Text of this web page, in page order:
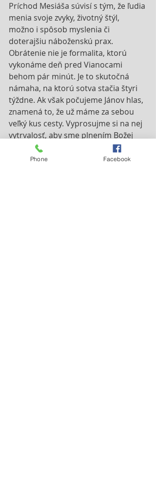
Príchod Mesiáša súvisí s tým, že ľudia
menia svoje zvyky, životný štýl,
možno i spôsob myslenia či
doterajšiu náboženskú prax.
Obrátenie nie je formalita, ktorú
vykonáme deň pred Vianocami
behom pár minút. Je to skutočná
námaha, na ktorú sotva stačia štyri
týždne. Ak však počujeme Jánov hlas,
znamená to, že už máme za sebou
veľký kus cesty. Vyprosujme si na nej
vytrvalosť, aby sme plnením Božej
vôle získali prisľúbenie. (Hebr 10,36)
Phone Facebook